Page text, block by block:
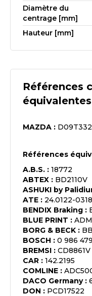
Diamètre du
centrage [mm]
Hauteur [mm]
Références
équivalentes
MAZDA :
Références
A.B.S. : 18772
ABTEX : BD2110V
ASHUKI by
ATE : 24.0122-
BENDIX Braking :
BLUE PRINT :
BORG & BECK :
BOSCH : 0 986
BREMSI : CD8861V
CAR : 142.2195
COMLINE :
DACO Germany:
DON : PCD17522